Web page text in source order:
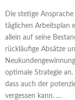
Die stetige
täglichen Arbeitsplan
allein auf seine
rückläufige Absätze
optimale Strategie
dass auch der
vergessen kann. …